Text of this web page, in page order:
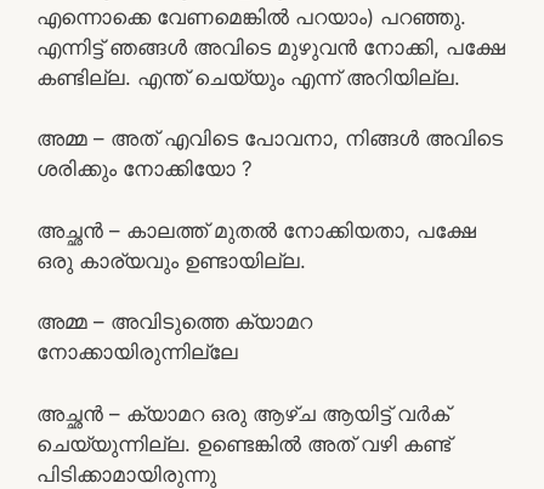
എന്നൊക്കെ വേണമെങ്കിൽ പറയാം) പറഞ്ഞു.
എന്നിട്ട് ഞങ്ങൾ അവിടെ മുഴുവൻ നോക്കി, പക്ഷേ
കണ്ടില്ല. എന്ത് ചെയ്യും എന്ന് അറിയില്ല.
അമ്മ – അത് എവിടെ പോവനാ, നിങ്ങൾ അവിടെ
ശരിക്കും നോക്കിയോ ?
അച്ഛൻ – കാലത്ത് മുതൽ നോക്കിയതാ, പക്ഷേ
ഒരു കാര്യവും ഉണ്ടായില്ല.
അമ്മ – അവിടുത്തെ ക്യാമറ
നോക്കായിരുന്നില്ലേ
അച്ഛൻ – ക്യാമറ ഒരു ആഴ്ച ആയിട്ട് വർക്
ചെയ്യുന്നില്ല. ഉണ്ടെങ്കിൽ അത് വഴി കണ്ട്
പിടിക്കാമായിരുന്നു